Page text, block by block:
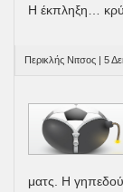
Η έκπληξη…
Περικλής Νιτσος | 5
ματς. Η